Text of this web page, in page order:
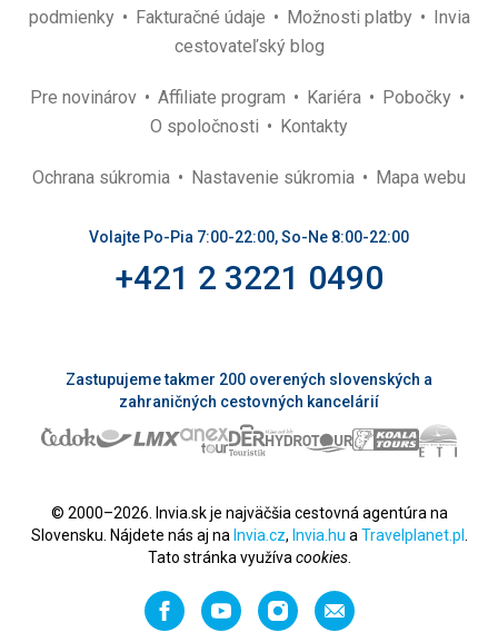
podmienky
Fakturačné údaje Možnosti platby
Invia
cestovateľský blog
Pre novinárov Affiliate program Kariéra
Pobočky
O spoločnosti
Kontakty
Ochrana súkromia Nastavenie súkromia Mapa webu
Volajte Po-Pia 7:00-22:00, So-Ne 8:00-22:00
+421 2 3221 0490
Zastupujeme takmer 200 overených slovenských a
zahraničných cestovných kancelárií
© 2000–2026. Invia.sk je najväčšia cestovná agentúra na
Slovensku. Nájdete nás aj na Invia.cz, Invia.hu a Travelplanet.pl
Tato stránka využíva cookies.
FacebookYouTubeInstagramOdporučiť